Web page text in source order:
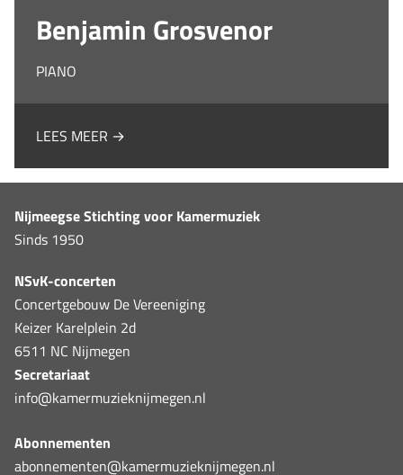
Benjamin Grosvenor
PIANO
LEES MEER →
Nijmeegse Stichting voor Kamermuziek
Sinds 1950
NSvK-concerten
Concertgebouw De Vereeniging
Keizer Karelplein 2d
6511 NC Nijmegen
Secretariaat
info@kamermuzieknijmegen.nl
Abonnementen
abonnementen@kamermuzieknijmegen.nl